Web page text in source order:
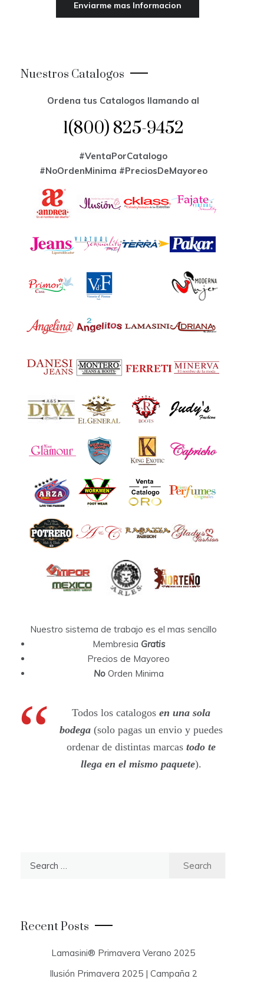
Nuestros Catalogos
Ordena tus Catalogos llamando al
1(800) 825-9452
#VentaPorCatalogo
#NoOrdenMinima #PreciosDeMayoreo
Nuestro sistema de trabajo es el mas sencillo
Membresia Gratis
Precios de Mayoreo
NoOrden Minima
Todos los catalogos en una sola
bodega (solo pagas un envio y puedes
ordenar de distintas marcastodo te
llega en el mismo paquete).
r
Recent Posts
Lamasini® Primavera Verano 2025
Ilusión Primavera 2025 | Campaña 2